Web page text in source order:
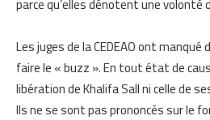
parce qu’elles dénotent une volonté
Les juges de la CEDEAO ont
faire le « buzz ». En tout état de
libération de Khalifa Sall ni celle de
Ils ne se sont pas prononcés sur le